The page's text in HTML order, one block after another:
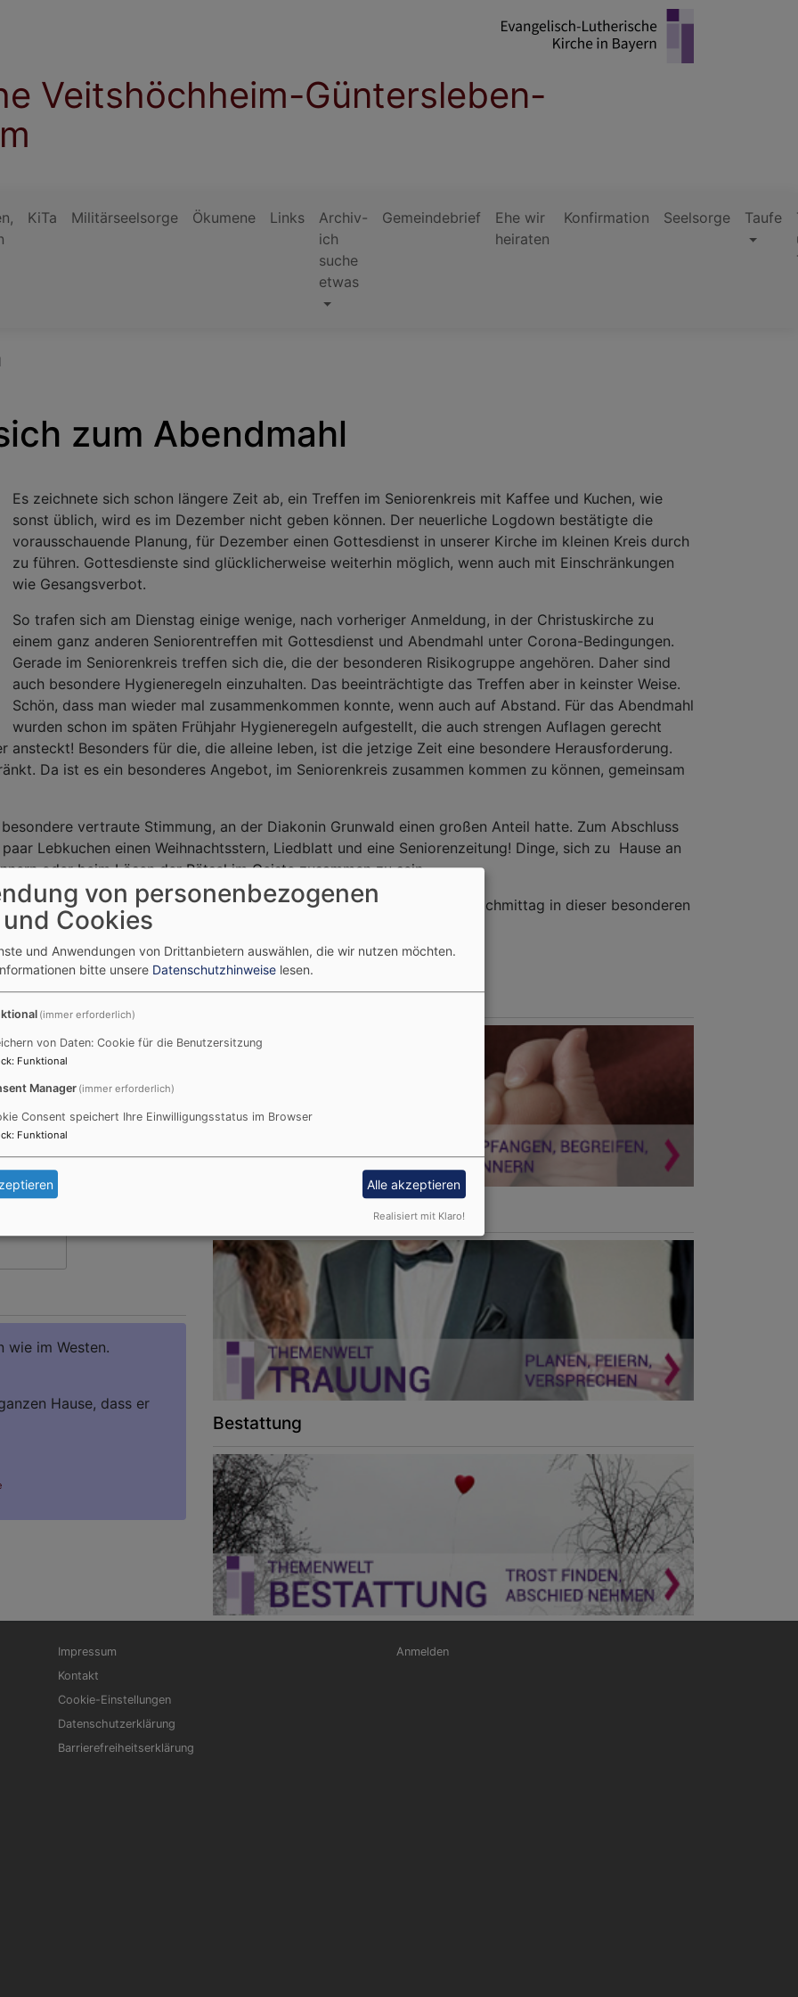
Veitshöchheim-Güntersleben-
KiTa Militärseelsorge Ökumene Links
Archiv-
ich
suche
etwas
Gemeindebrief
Ehe wir
heiraten
Konfirmation Seelsorge Taufe
zum Abendmahl
Es zeichnete sich schon längere Zeit ab, ein Treffen im Seniorenkreis mit Kaffee und Kuchen, wie
sonst üblich, wird es im Dezember nicht geben können. Der neuerliche Logdown bestätigte die
vorausschauende Planung, für Dezember einen Gottesdienst in unserer Kirche im kleinen Kreis durch
zu führen. Gottesdienste sind glücklicherweise weiterhin möglich, wenn auch mit Einschränkungen
wie Gesangsverbot.
So trafen sich am Dienstag einige wenige, nach vorheriger Anmeldung, in der Christuskirche zu
einem ganz anderen Seniorentreffen mit Gottesdienst und Abendmahl unter Corona-Bedingungen.
Gerade im Seniorenkreis treffen sich die, die der besonderen Risikogruppe angehören. Daher sind
auch besondere Hygieneregeln einzuhalten. Das beeinträchtigte das Treffen aber in keinster Weise.
Schön, dass man wieder mal zusammenkommen konnte, wenn auch auf Abstand. Für das Abendmahl
wurden schon im späten Frühjahr Hygieneregeln aufgestellt, die auch strengen Auflagen gerecht
ansteckt! Besonders für die, die alleine leben, ist die jetzige Zeit eine besondere Herausforderung.
Da ist es ein besonderes Angebot, im Seniorenkreis zusammen kommen zu können, gemeinsam
vertraute Stimmung, an der Diakonin Grunwald einen großen Anteil hatte. Zum Abschluss
Lebkuchen einen Weihnachtsstern, Liedblatt und eine Seniorenzeitung! Dinge, sich zu Hause an
oder beim Lösen der Rätsel im Geiste zusammen zu sein.
Diakonin Grunwald und das Vorbereitungsteam, es war ein schöner Nachmittag in dieser besonderen
1
2
8
9
15
16
22
23
wie im Westen.
Hause, dass er
Taufe
Bestattung
Fußbereichsmenü
Impressum
Kontakt
Cookie-Einstellungen
Datenschutzerklärung
Barrierefreiheitserklärung
Benutzermenü
Anmelden
von personenbezogenen
Cookies
und Anwendungen von Drittanbietern auswählen, die wir nutzen möchten.
bitte unsere Datenschutzhinweise lesen.
(immer erforderlich)
von Daten: Cookie für die Benutzersitzung
: Funktional
Manager (immer erforderlich)
Consent speichert Ihre Einwilligungsstatus im Browser
: Funktional
Alle akzeptieren
Realisiert mit Klaro!